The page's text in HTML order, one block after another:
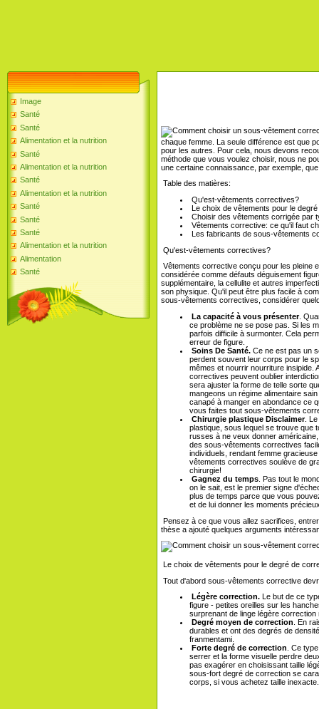
Image
Santé
Santé
Alimentation et la nutrition
Santé
Alimentation et la nutrition
Santé
Alimentation et la nutrition
Santé
Santé
Santé
Alimentation et la nutrition
Alimentation
Santé
chaque femme. La seule différence est que
pour les autres. Pour cela, nous devons
méthode que vous voulez choisir, nous ne
une certaine connaissance, par exemple, que
Table des matières:
Qu'est-vêtements correctives?
Le choix de vêtements pour le
Choisir des vêtements corrigée par
Vêtements corrective: ce qu'il faut
Les fabricants de sous-vêtements
Qu'est-vêtements correctives?
Vêtements corrective conçu pour les pleine
considérée comme défauts déguisement
supplémentaire, la cellulite et autres
son physique. Qu'il peut être plus facile à
sous-vêtements correctives, considérer
La capacité à vous présenter.
ce problème ne se pose pas. Si les
parfois difficile à surmonter. Cela
erreur de figure.
Soins De Santé. Ce ne est pas un
perdent souvent leur corps pour le
mêmes et nourrir nourriture
correctives peuvent oublier
sera ajuster la forme de telle sorte
mangeons un régime alimentaire
canapé à manger en abondance ce
vous faites tout sous-vêtements
Chirurgie plastique Disclaimer.
plastique, sous lequel se trouve que
russes à ne veux donner
des sous-vêtements correctives
individuels, rendant femme
vêtements correctives soulève de
chirurgie!
Gagnez du temps . Pas tout le
on le sait, est le premier signe
plus de temps parce que vous
et de lui donner les moments
Pensez à ce que vous allez sacrifices,
thèse a ajouté quelques arguments
Le choix de vêtements pour le degré de
Tout d'abord sous-vêtements corrective
Légère correction. Le but de ce
figure - petites oreilles sur les
surprenant de linge légère
Degré moyen de correction . En
durables et ont des degrés de
franmentami.
Forte degré de correction . Ce
serrer et la forme visuelle perdre
pas exagérer en choisissant taille
sous-fort degré de correction se
corps, si vous achetez taille inexacte.